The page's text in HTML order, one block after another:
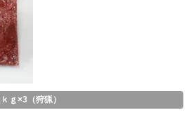
ｇ×3（狩猟）